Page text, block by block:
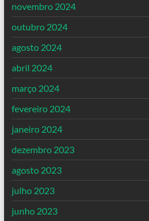
novembro 2024
outubro 2024
agosto 2024
abril 2024
março 2024
fevereiro 2024
janeiro 2024
dezembro 2023
agosto 2023
julho 2023
junho 2023